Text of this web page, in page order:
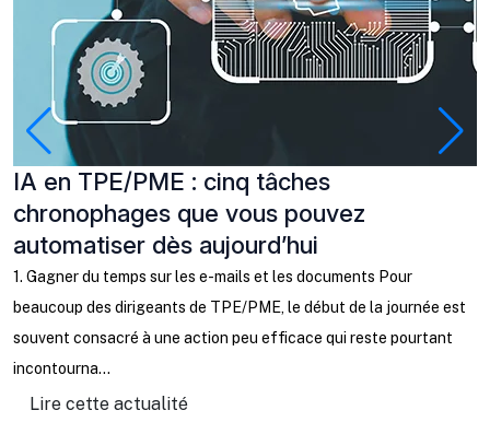
IA en TPE/PME : cinq tâches
chronophages que vous pouvez
automatiser dès aujourd’hui
1. Gagner du temps sur les e-mails et les documents Pour
beaucoup des dirigeants de TPE/PME, le début de la journée est
souvent consacré à une action peu efficace qui reste pourtant
incontourna...
Lire cette actualité